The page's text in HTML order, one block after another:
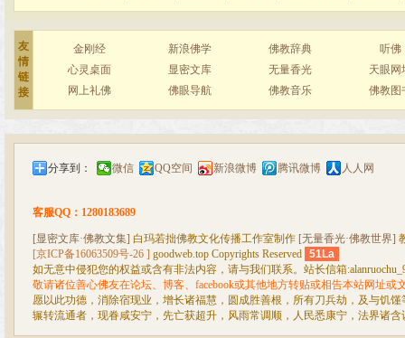
友
情
链
接
金刚经 新浪佛学 佛教辞典
听佛
心灵桌面
显密文库 无量香光
天眼网
网上礼佛
佛眼导航 佛教音乐 佛教图
分享到： 微信 QQ空间 新浪微博 腾讯微博 人人网
客服QQ：1280183689
[显密文库·佛教文集] 白玛若拙佛教文化传播工作室制作 [无量香光·佛教世界]
[京ICP备16063509号-26 ] goodweb.top Copyrights Reserved 51La
如无意中侵犯您的权益或含有非法内容，请与我们联系。站长信箱
敬请诸位善心佛友在论坛、博客、facebook或其他地方转贴或相告本站网址或
愿以此功德，消除宿现业，增长诸福慧，圆成胜善根，所有刀兵劫，及与饥
辗转流通者，现眷咸安宁，先亡获超升，风雨常调顺，人民悉康宁，法界诸含